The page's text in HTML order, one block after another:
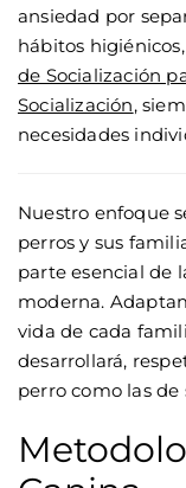
ansiedad por
hábitos
de Socialización
Socialización,
necesidades
Nuestro enfoque
perros y sus
parte esencial de
moderna.
vida de cada
desarrollará,
perro como las